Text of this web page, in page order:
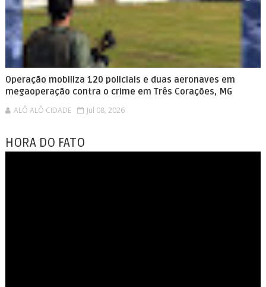
Operação mobiliza 120 policiais e duas aeronaves em
megaoperação contra o crime em Três Corações, MG
ALÔ ALÔ CIDADE Jul 08, 2026
HORA DO FATO